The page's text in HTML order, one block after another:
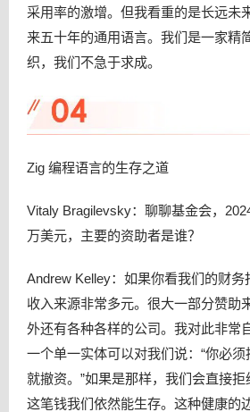
采用率的激增。但我看重的是长远未
来五十年的通用语言。我们是一家精
织，我们不急于求成。
Zig 编程语言的生存之道
Vitaly Bragilevsky：聊聊基金会，
万美元，主要的资助者是谁？
Andrew Kelley：如果你看我们的财务
收入来源非常多元。很大一部分赞助
外还有各种各样的公司。我对此非常
一个单一实体可以对我们说：“你必
就撤资。”如果是那样，我们会直接
这笔钱我们依然能生存。这种健康的